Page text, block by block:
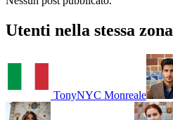
Utenti nella stessa zona
TonyNYC Monreale